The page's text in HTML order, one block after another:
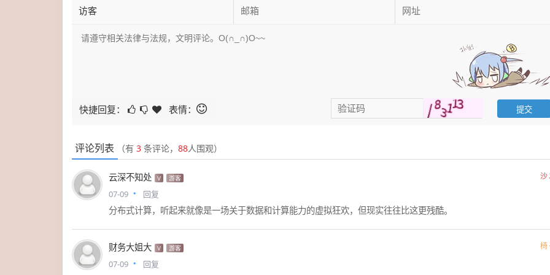
快捷回复： 表情：
评论列表 （有 3 条评论， 88人围观）
云深不知处 V 游客
07-09 回复
分布式计算，听起来就像是一场关于数据和计算能力的虚拟狂欢，但现实往往比这更残酷。
财务大姐大 V 游客
07-09 回复